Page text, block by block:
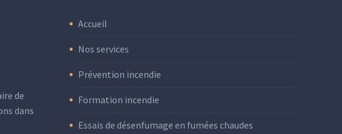
de
dans
Accueil
Nos services
Prévention incendie
Formation incendie
Essais de désenfumage en fumées chaudes